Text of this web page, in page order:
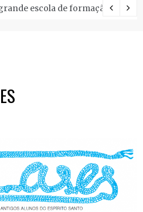
escola de formação.